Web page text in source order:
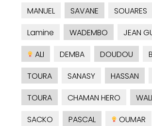
MANUEL
SAVANE SOUARES
Lamine
WADEMBO
JEAN
ALI
DEMBA DOUDOU
TOURA
SANASY HASSAN
TOURA
CHAMAN HERO
SACKO
PASCAL OUMAR